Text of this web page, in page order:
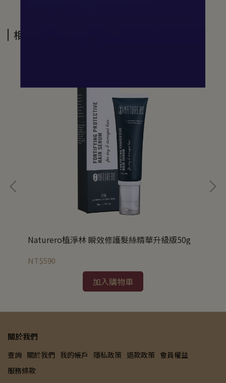
相關商品
Naturero植淨林 瞬效修護髮絲精華升級版50g
NT$590
加入購物車
關於我們
查詢 關於我們 我的帳戶 隱私政策 退款政策 會員權益
服務條款